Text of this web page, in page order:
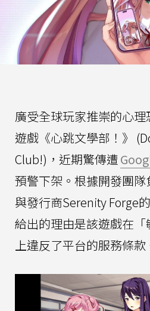
廣受全球玩家推崇的心理
遊戲《心跳文學部！》
Club!)，近期驚傳遭
預警下架。根據開發團隊
與發行商Serenity Forge
給出的理由是該遊戲在
上違反了平台的服務條款